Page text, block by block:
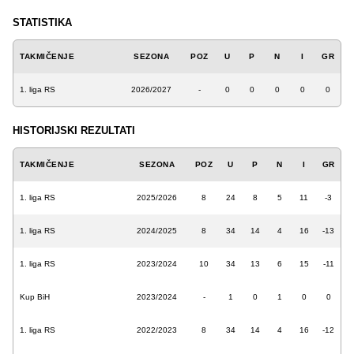
STATISTIKA
TAKMIČENJE SEZONA POZ U P N I GR
1. liga RS 2026/2027 - 0 0 0 0 0
HISTORIJSKI REZULTATI
TAKMIČENJE SEZONA POZ U P N I GR
1. liga RS 2025/2026 8 24 8 5 11 -3
1. liga RS 2024/2025 8 34 14 4 16 -13
1. liga RS 2023/2024 10 34 13 6 15 -11
Kup BiH 2023/2024 - 1 0 1 0 0
1. liga RS 2022/2023 8 34 14 4 16 -12